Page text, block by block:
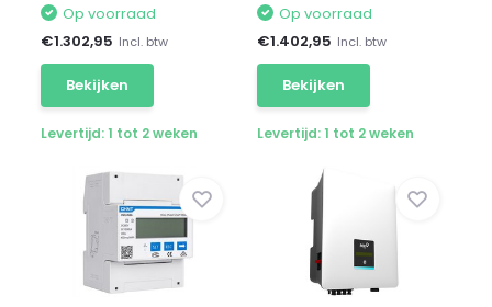
Op voorraad
€1.302,95 Incl. btw
Bekijken
Levertijd: 1 tot 2 weken
Op voorraad
€1.402,95 Incl. btw
Bekijken
Levertijd: 1 tot 2 weken